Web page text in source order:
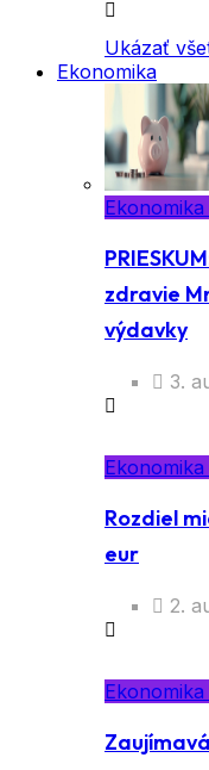
Ukázať
Ekonomika
Ekonomika
zdravie
výdavky
3.
Ekonomika
Rozdiel
eur
2.
Ekonomika